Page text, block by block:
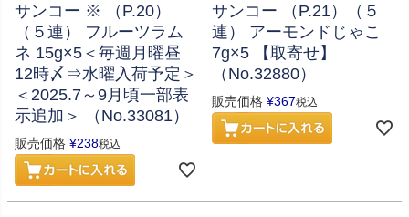
サンコー ※ （P.20）
（５連） フルーツラム
ネ 15g×5＜毎週月曜昼
12時〆⇒水曜入荷予定＞
＜2025.7～9月頃一部表
示追加＞ （No.33081）
販売価格 ¥238税込
サンコー （P.21）（５
連） アーモンドじゃこ
7g×5 【取寄せ】
（No.32880）
販売価格 ¥367税込